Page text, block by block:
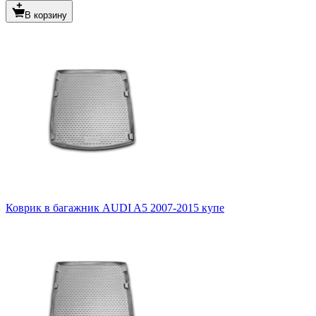
В корзину
Коврик в багажник AUDI A5 2007-2015 купе